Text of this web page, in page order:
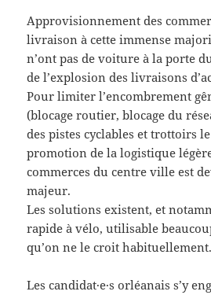
Approvisionnement des
livraison à cette immense
n’ont pas de voiture à la porte
de l’explosion des livraisons
Pour limiter l’encombrement
(blocage routier, blocage du
des pistes cyclables et trottoirs
promotion de la logistique
commerces du centre ville est
majeur.
Les solutions existent, et
rapide à vélo, utilisable
qu’on ne le croit habituellement.
Les candidat·e·s orléanais s’y